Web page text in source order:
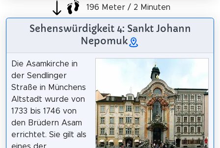
196 Meter / 2 Minuten
Sehenswürdigkeit 4: Sankt Johann
Nepomuk
Die Asamkirche in
der Sendlinger
Straße in Münchens
Altstadt wurde von
1733 bis 1746 von
den Brüdern Asam
errichtet. Sie gilt als